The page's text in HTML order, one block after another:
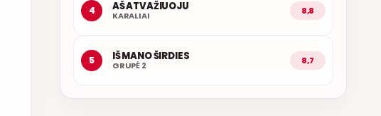
4 AŠ ATVAŽIUOJU
KARALIAI 8,8
5 IŠ MANO ŠIRDIES
GRUPĖ 2 8,7